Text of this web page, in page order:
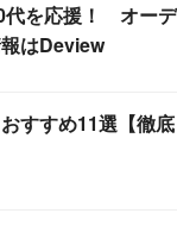
代を応援！ オーデ
はDeview
すすめ11選【徹底